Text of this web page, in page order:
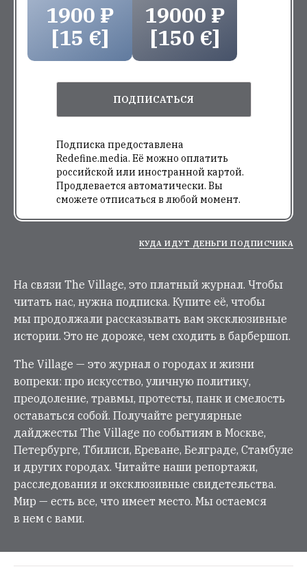
1900 ₽
[15 €]
19000 ₽
[150 €]
ПОДПИСАТЬСЯ
Подписка предоставлена
Redefine.media. Её можно оплатить
российской или иностранной картой.
Продлевается автоматически. Вы
сможете отписаться в любой момент.
КУДА ИДУТ ДЕНЬГИ ПОДПИСЧИКА
На связи The Village, это платный журнал. Чтобы
читать нас, нужна подписка. Купите её, чтобы
мы продолжали рассказывать вам эксклюзивные
истории. Это не дороже, чем сходить в барбершоп.
The Village — это журнал о городах и жизни
вопреки: про искусство, уличную политику,
преодоление, травмы, протесты, панк и смелость
оставаться собой. Получайте регулярные
дайджесты The Village по событиям в Москве,
Петербурге, Тбилиси, Ереване, Белграде, Стамбуле
и других городах. Читайте наши репортажи,
расследования и эксклюзивные свидетельства.
Мир — есть все, что имеет место. Мы остаемся
в нем с вами.